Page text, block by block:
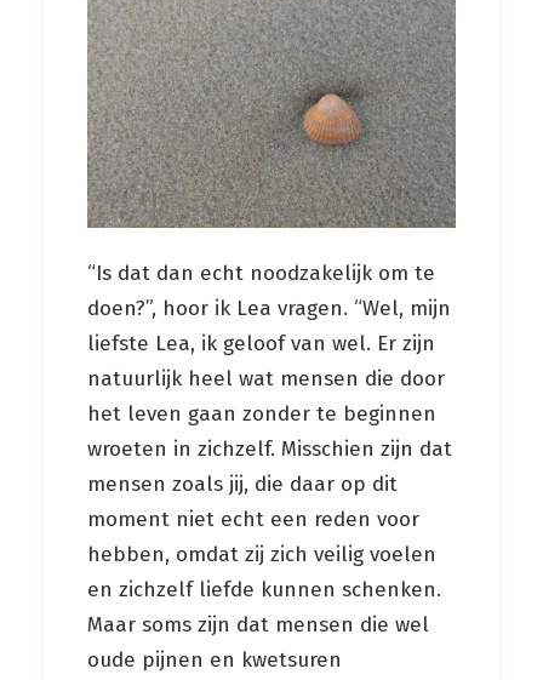
“Is dat dan echt noodzakelijk om te
doen?”, hoor ik Lea vragen. “Wel, mijn
liefste Lea, ik geloof van wel. Er zijn
natuurlijk heel wat mensen die door
het leven gaan zonder te beginnen
wroeten in zichzelf. Misschien zijn dat
mensen zoals jij, die daar op dit
moment niet echt een reden voor
hebben, omdat zij zich veilig voelen
en zichzelf liefde kunnen schenken.
Maar soms zijn dat mensen die wel
oude pijnen en kwetsuren